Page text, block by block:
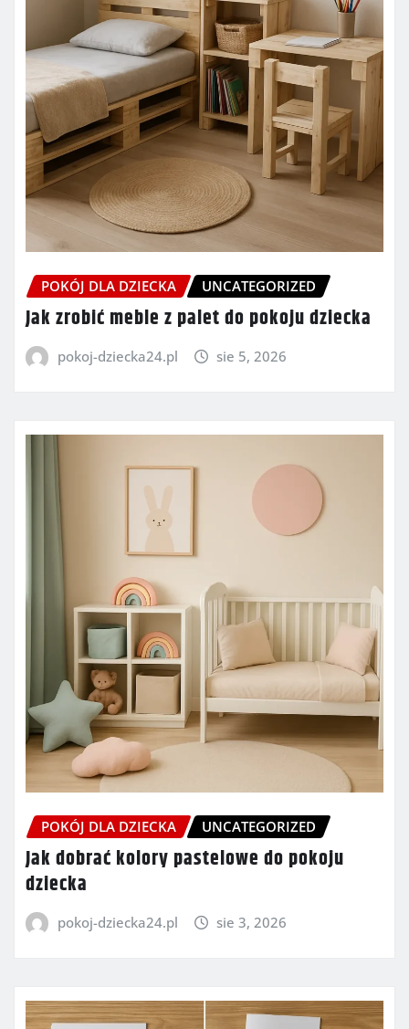
POKÓJ DLA DZIECKA UNCATEGORIZED
Jak zrobić meble z palet do pokoju dziecka
pokoj-dziecka24.pl sie 5, 2026
POKÓJ DLA DZIECKA UNCATEGORIZED
Jak dobrać kolory pastelowe do pokoju
dziecka
pokoj-dziecka24.pl sie 3, 2026